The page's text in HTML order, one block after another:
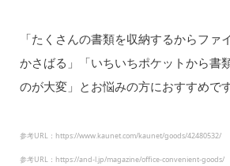
「たくさんの書類を収納するからファ
かさばる」「いちいちポケットから書
のが大変」とお悩みの方におすすめです
参考URL：https://www.kaunet.com/kaunet/goods/42480532/
参考URL：https://and-l.jp/magazine/office-convenient-goods/